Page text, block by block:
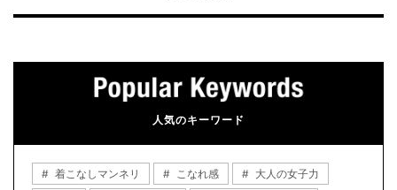
人気のキーワード
着こなしマンネリ こなれ感
大人の女子力